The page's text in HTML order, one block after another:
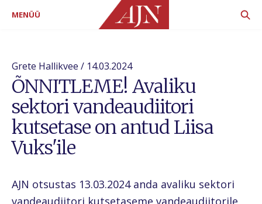
Grete Hallikvee / 14.03.2024
ÕNNITLEME! Avaliku
sektori vandeaudiitori
kutsetase on antud Liisa
Vuks'ile
AJN otsustas 13.03.2024 anda avaliku sektori
vandeaudiitori kutsetaseme vandeaudiitorile
MENÜÜ